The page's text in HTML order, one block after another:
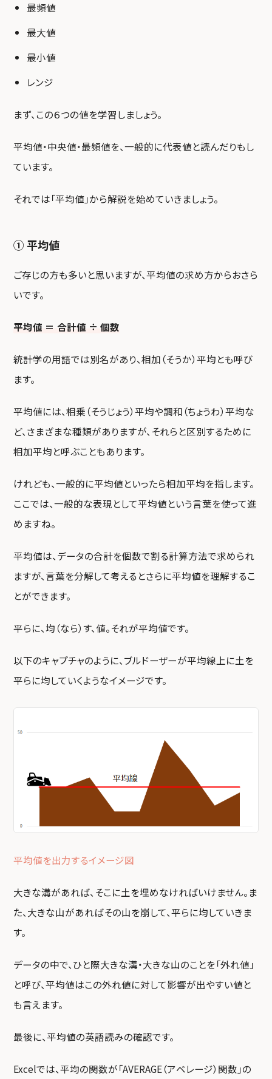
最頻値
最大値
最小値
レンジ
まず、この６つの値を学習しましょう。
平均値・中央値・最頻値を、一般的に代表値と読んだりもし
ています。
それでは「平均値」から解説を始めていきましょう。
① 平均値
ご存じの方も多いと思いますが、平均値の求め方からおさら
いです。
平均値 ＝ 合計値 ÷ 個数
統計学の用語では別名があり、相加（そうか）平均とも呼び
ます。
平均値には、相乗（そうじょう）平均や調和（ちょうわ）平均な
ど、さまざまな種類がありますが、それらと区別するために
相加平均と呼ぶこともあります。
けれども、一般的に平均値といったら相加平均を指します。
ここでは、一般的な表現として平均値という言葉を使って進
めますね。
平均値は、データの合計を個数で割る計算方法で求められ
ますが、言葉を分解して考えるとさらに平均値を理解するこ
とができます。
平らに、均（なら）す、値。それが平均値です。
以下のキャプチャのように、ブルドーザーが平均線上に土を
平らに均していくようなイメージです。
平均値を出力するイメージ図
大きな溝があれば、そこに土を埋めなければいけません。ま
た、大きな山があればその山を崩して、平らに均していきま
す。
データの中で、ひと際大きな溝・大きな山のことを「外れ値」
と呼び、平均値はこの外れ値に対して影響が出やすい値と
も言えます。
最後に、平均値の英語読みの確認です。
Excelでは、平均の関数が「AVERAGE（アベレージ）関数」の